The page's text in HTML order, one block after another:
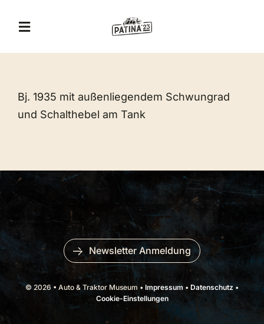
Inhalt
Toggle
Jägerhof Restaurant
Veranstaltungen
Erlebnis-Gutschein
Bj. 1935 mit außenliegendem Schwungrad
und Schalthebel am Tank
Newsletter Anmeldung
© 2026 • Auto & Traktor Museum • Impressum • Datenschutz •
Cookie-Einstellungen